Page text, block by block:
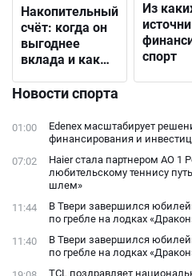
Накопительный
счёт: когда он
выгоднее
вклада и как
подходящий
Из
спорт
Новости спорта
01:00
Edenex масштабирует
финансирования и
07:02
Haier стала партнером AO 1
любительскому теннису
шлем»
11:44
В Твери завершился
по гребле на лодках
11:40
В Твери завершился
по гребле на лодках
TCL поздравляет